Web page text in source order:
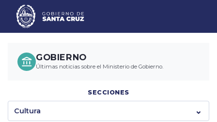
GOBIERNO
Últimas noticias sobre el Ministerio de Gobierno.
SECCIONES
Cultura